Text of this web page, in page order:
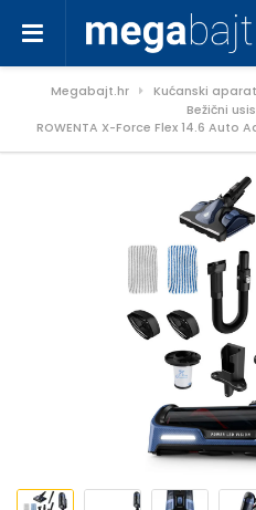
Megabajt.hr Kućanski
Bežični
ROWENTA X-Force Flex 14.6 Auto